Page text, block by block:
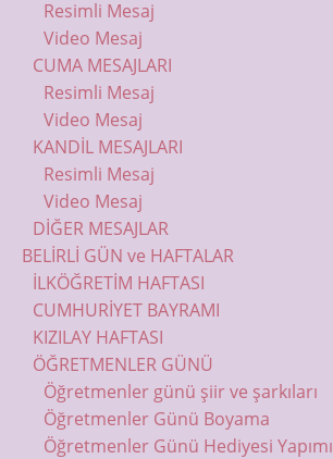
Resimli Mesaj
Video Mesaj
CUMA MESAJLARI
Resimli Mesaj
Video Mesaj
KANDİL MESAJLARI
Resimli Mesaj
Video Mesaj
DİĞER MESAJLAR
BELİRLİ GÜN ve HAFTALAR
İLKÖĞRETİM HAFTASI
CUMHURİYET BAYRAMI
KIZILAY HAFTASI
ÖĞRETMENLER GÜNÜ
Öğretmenler günü şiir ve şarkıları
Öğretmenler Günü Boyama
Öğretmenler Günü Hediyesi Yapımı